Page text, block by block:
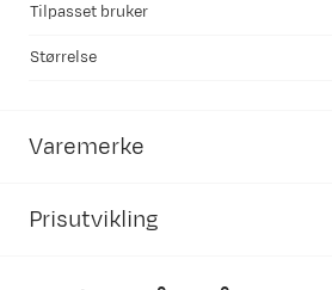
Tilpasset bruker
Størrelse
Varemerke
Prisutvikling